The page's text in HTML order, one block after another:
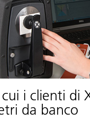
i clienti di
da banco